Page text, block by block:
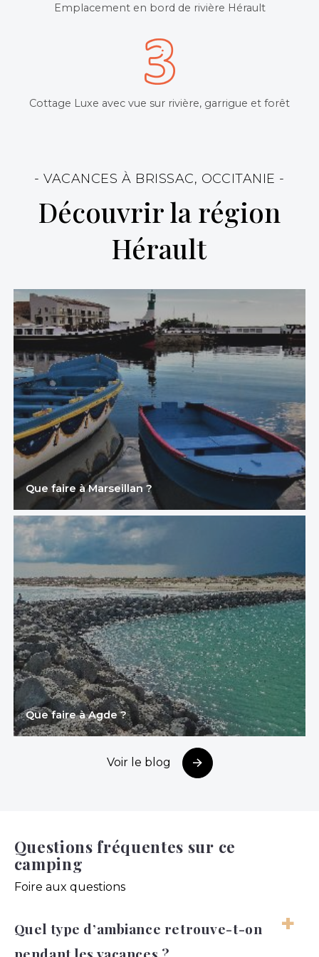
Emplacement en bord de rivière Hérault
Cottage Luxe avec vue sur rivière, garrigue et forêt
- VACANCES À BRISSAC, OCCITANIE -
Découvrir la région
Hérault
Que faire à Marseillan ?
Que faire à Agde ?
Voir le blog
Questions fréquentes sur ce
camping
Foire aux questions
Quel type d’ambiance retrouve-t-on
pendant les vacances ?